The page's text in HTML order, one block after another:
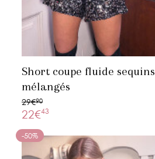
Short coupe fluide sequins
mélangés
29€90
22€43
-50%